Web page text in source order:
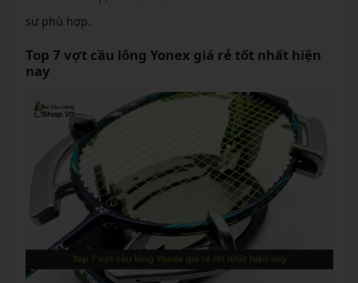
sự phù hợp.
Top 7 vợt cầu lông Yonex giá rẻ tốt nhất hiện
nay